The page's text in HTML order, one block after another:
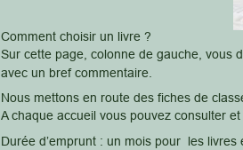
Comment choisir un livre ?
Sur cette page, colonne de gauche, vous
avec un bref commentaire.
Nous mettons en route des fiches de
A chaque accueil vous pouvez consulter
Durée d’emprunt : un mois pour  les